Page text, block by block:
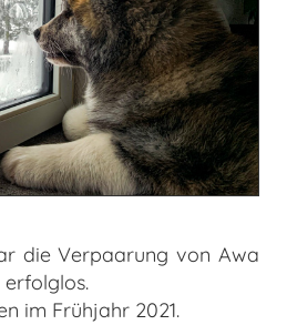
die Verpaarung von Awa
erfolglos.
im Frühjahr 2021.